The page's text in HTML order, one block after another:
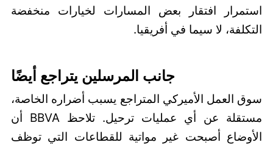
استمرار افتقار بعض المسارات لخيارات منخفضة
التكلفة، لا سيما في أفريقيا.
جانب المرسلين يتراجع أيضًا
سوق العمل الأميركي المتراجع يسبب أضراره الخاصة،
مستقلة عن أي عمليات ترحيل. تلاحظ BBVA أن
الأوضاع أصبحت غير مواتية للقطاعات التي توظف